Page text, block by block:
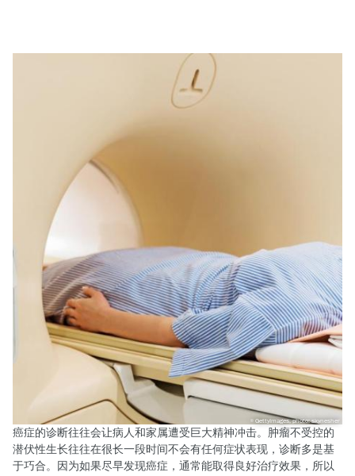
GettyImages, photo: skynesher
癌症的诊断往往会让病人和家属遭受巨大精神冲击。肿瘤不受控的
潜伏性生长往往在很长一段时间不会有任何症状表现，诊断多是基
于巧合。因为如果尽早发现癌症，通常能取得良好治疗效果，所以